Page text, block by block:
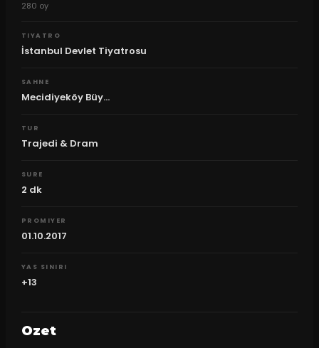
280 oy
TIYATRO
İstanbul Devlet Tiyatrosu
SAHNE
Mecidiyeköy Büy...
TUR
Trajedi & Dram
SURE
2 dk
PROMIYER
01.10.2017
YAS SINIRI
+13
Ozet